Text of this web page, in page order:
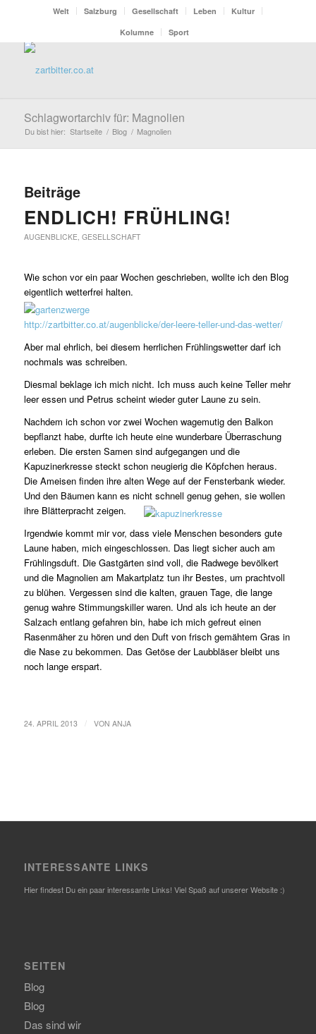
Welt Salzburg Gesellschaft Leben
Kultur
Kolumne
Sport
Schlagwortarchiv für: Magnolien
Du bist hier: Startseite / Blog / Magnolien
Beiträge
ENDLICH! FRÜHLING!
AUGENBLICKE, GESELLSCHAFT
Wie schon vor ein paar Wochen geschrieben, wollte ich den Blog
eigentlich wetterfrei halten.
http://zartbitter.co.at/augenblicke/der-leere-teller-und-das-wetter/
Aber mal ehrlich, bei diesem herrlichen Frühlingswetter darf ich
nochmals was schreiben.
Diesmal beklage ich mich nicht. Ich muss auch keine Teller mehr
leer essen und Petrus scheint wieder guter Laune zu sein.
Nachdem ich schon vor zwei Wochen wagemutig den Balkon
bepflanzt habe, durfte ich heute eine wunderbare Überraschung
erleben. Die ersten Samen sind aufgegangen und die
Kapuzinerkresse steckt schon neugierig die Köpfchen heraus.
Die Ameisen finden ihre alten Wege auf der Fensterbank wieder.
Und den Bäumen kann es nicht schnell genug gehen, sie wollen
ihre Blätterpracht zeigen.
Irgendwie kommt mir vor, dass viele Menschen besonders gute
Laune haben, mich eingeschlossen. Das liegt sicher auch am
Frühlingsduft. Die Gastgärten sind voll, die Radwege bevölkert
und die Magnolien am Makartplatz tun ihr Bestes, um prachtvoll
zu blühen. Vergessen sind die kalten, grauen Tage, die lange
genug wahre Stimmungskiller waren. Und als ich heute an der
Salzach entlang gefahren bin, habe ich mich gefreut einen
Rasenmäher zu hören und den Duft von frisch gemähtem Gras in
die Nase zu bekommen. Das Getöse der Laubbläser bleibt uns
noch lange erspart.
24. APRIL 2013 VON ANJA
INTERESSANTE LINKS
Hier findest Du ein paar interessante Links! Viel Spaß auf unserer Website :)
SEITEN
Blog
Blog
Das sind wir